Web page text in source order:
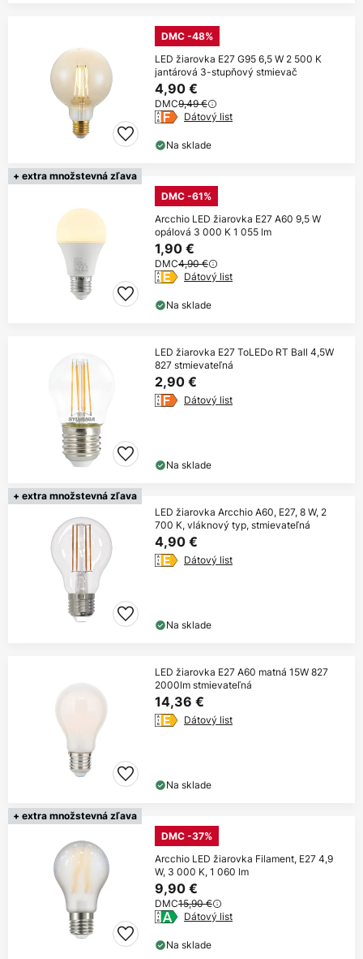
DMC -48%
LED žiarovka E27 G95 6,5 W 2 500 K
jantárová 3-stupňový stmievač
4,90 €
DMC9,49 €
Dátový list
Na sklade
+ extra množstevná zľava
DMC -61%
Arcchio LED žiarovka E27 A60 9,5 W
opálová 3 000 K 1 055 lm
1,90 €
DMC4,90 €
Dátový list
Na sklade
LED žiarovka E27 ToLEDo RT Ball 4,5W
827 stmievateľná
2,90 €
Dátový list
Na sklade
+ extra množstevná zľava
LED žiarovka Arcchio A60, E27, 8 W, 2
700 K, vláknový typ, stmievateľná
4,90 €
Dátový list
Na sklade
LED žiarovka E27 A60 matná 15W 827
2000lm stmievateľná
14,36 €
Dátový list
Na sklade
+ extra množstevná zľava
DMC -37%
Arcchio LED žiarovka Filament, E27 4,9
W, 3 000 K, 1 060 lm
9,90 €
DMC15,90 €
Dátový list
Na sklade